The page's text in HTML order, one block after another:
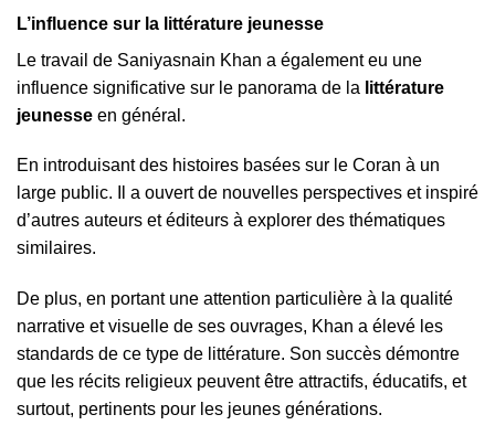
L’influence sur la littérature jeunesse
Le travail de Saniyasnain Khan a également eu une
influence significative sur le panorama de la littérature
jeunesse en général.
En introduisant des histoires basées sur le Coran à un
large public. Il a ouvert de nouvelles perspectives et inspiré
d’autres auteurs et éditeurs à explorer des thématiques
similaires.
De plus, en portant une attention particulière à la qualité
narrative et visuelle de ses ouvrages, Khan a élevé les
standards de ce type de littérature. Son succès démontre
que les récits religieux peuvent être attractifs, éducatifs, et
surtout, pertinents pour les jeunes générations.